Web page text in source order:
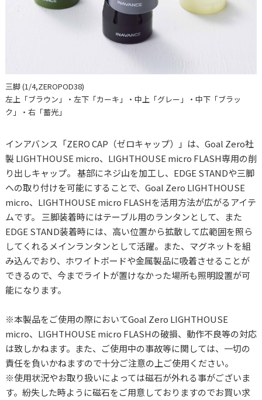
三脚 (1/4,ZEROPOD38)
左上「ブラウン」・左下「カーキ」・中上「グレー」・中下「ブラッ
ク」・右「蓄光」
インアバンス「ZERO CAP（ゼロキャップ）」は、Goal Zero社
製 LIGHTHOUSE micro、LIGHTHOUSE micro FLASH専用の削
り出しキャップ。 基部にネジ山を加工し、EDGE STANDや三脚
への取り付けを可能にすることで、Goal Zero LIGHTHOUSE
micro、LIGHTHOUSE micro FLASHを活用方法が広がるアイテ
ムです。 三脚装着時にはテーブル用のランタンとして、また
EDGE STAND装着時には、高い位置から拡散して広範囲を照ら
してくれるメインランタンとして活躍。また、マグネットを組
み込んでおり、ホワイトボードや金属製品に吸着させることが
できるので、今までライトが置けなかった場所も照明設置が可
能になります。
※本製品をご使用の際においてGoal Zero LIGHTHOUSE
micro、LIGHTHOUSE micro FLASHの破損、動作不良等の対応
は致しかねます。また、ご使用中の事故等に関しては、一切の
責任を負いかねますので十分ご注意の上ご使用ください。
※使用状況やお取り扱いによっては磁石が外れる事がございま
す。紛失した時ように磁石をご用意しておりますのでお買い求